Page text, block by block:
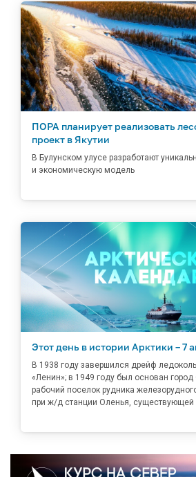
ПОРА планирует реализовать
проект в Якутии
В Булунском улусе разработают
и экономическую модель
Этот день в истории Арктики – 7
В 1938 году завершился дрейф
«Ленин»; в 1949 году был основан город
рабочий поселок рудника
при ж/д станции Оленья, существующей